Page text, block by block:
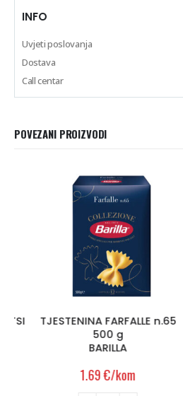
INFO
Uvjeti poslovanja
Dostava
Call centar
POVEZANI PROIZVODI
TJESTENINA FARFALLE n.65
500 g
BARILLA
€/kom